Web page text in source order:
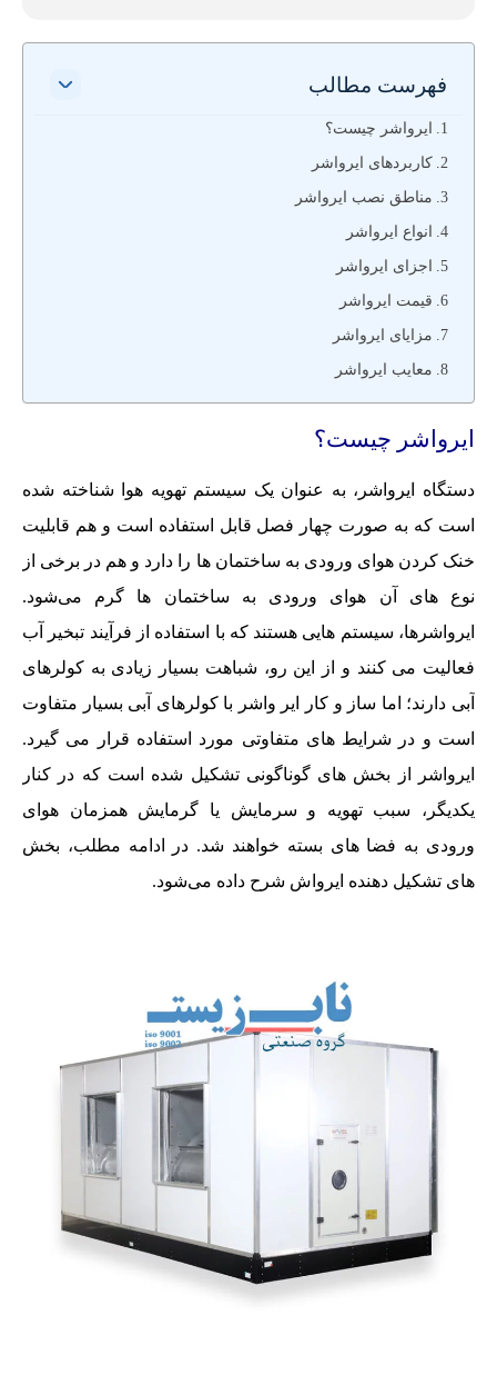
فهرست مطالب
ایرواشر چیست؟
کاربردهای ایرواشر
مناطق نصب ایرواشر
انواع ایرواشر
اجزای ایرواشر
قیمت ایرواشر
مزایای ایرواشر
معایب ایرواشر
ایرواشر چیست؟
دستگاه ایرواشر، به عنوان یک سیستم تهویه هوا شناخته شده
است که به صورت چهار فصل قابل استفاده است و هم قابلیت
خنک کردن هوای ورودی به ساختمان ها را دارد و هم در برخی از
نوع های آن هوای ورودی به ساختمان ها گرم می‌شود.
ایرواشرها، سیستم هایی هستند که با استفاده از فرآیند تبخیر آب
فعالیت می کنند و از این رو، شباهت بسیار زیادی به کولرهای
آبی دارند؛ اما ساز و کار ایر واشر با کولرهای آبی بسیار متفاوت
است و در شرایط های متفاوتی مورد استفاده قرار می گیرد.
ایرواشر از بخش های گوناگونی تشکیل شده است که در کنار
یکدیگر، سبب تهویه و سرمایش یا گرمایش همزمان هوای
ورودی به فضا های بسته خواهند شد. در ادامه مطلب، بخش
های تشکیل دهنده ایرواش شرح داده می‌شود.